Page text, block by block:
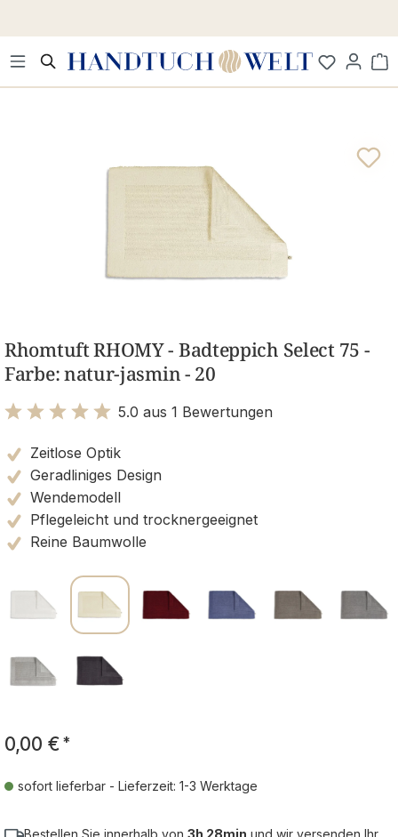
Rhomtuft RHOMY - Badteppich Select 75 -
Farbe: natur-jasmin - 20
5.0 aus 1 Bewertungen
Zeitlose Optik
Geradliniges Design
Wendemodell
Pflegeleicht und trocknergeeignet
Reine Baumwolle
0,00 € *
sofort lieferbar - Lieferzeit: 1-3 Werktage
Bestellen Sie innerhalb von 3h 28min und wir versenden Ihr